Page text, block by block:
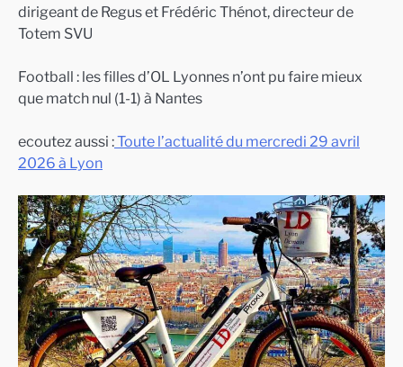
dirigeant de Regus et Frédéric Thénot, directeur de
Totem SVU
Football : les filles d’OL Lyonnes n’ont pu faire mieux
que match nul (1-1) à Nantes
ecoutez aussi :Toute l’actualité du mercredi 29 avril
2026 à Lyon